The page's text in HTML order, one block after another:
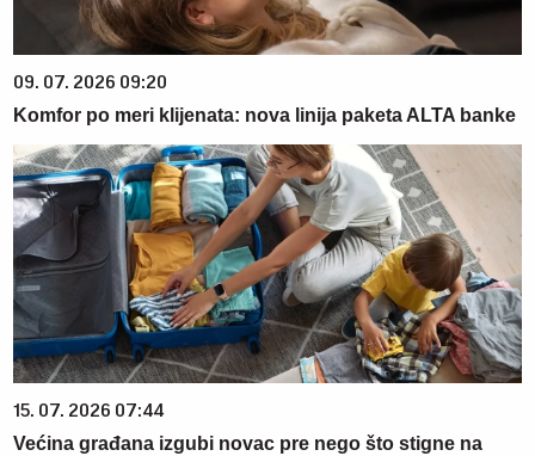
09. 07. 2026 09:20
Komfor po meri klijenata: nova linija paketa ALTA banke
15. 07. 2026 07:44
Većina građana izgubi novac pre nego što stigne na